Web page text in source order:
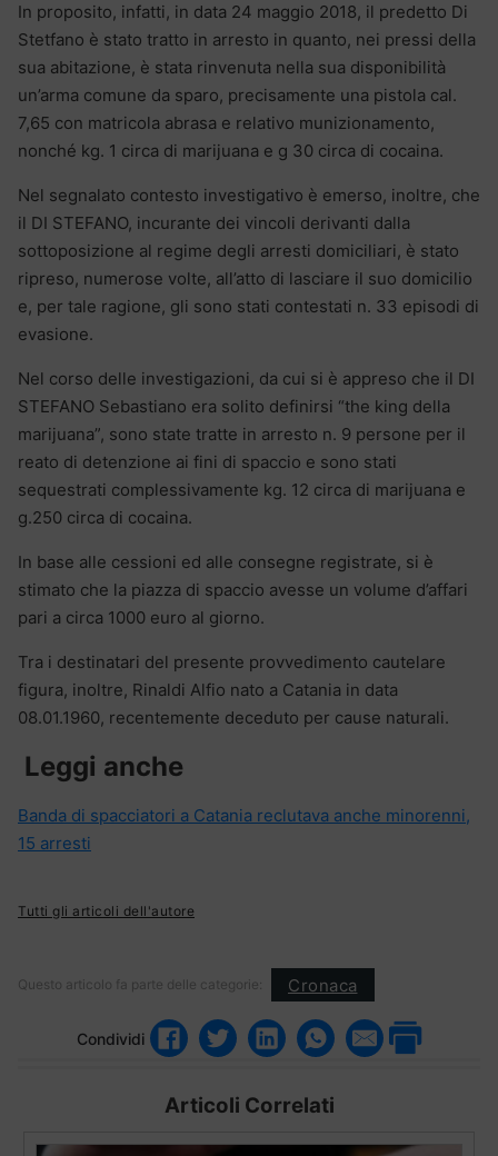
In proposito, infatti, in data 24 maggio 2018, il predetto Di
Stetfano è stato tratto in arresto in quanto, nei pressi della
sua abitazione, è stata rinvenuta nella sua disponibilità
un’arma comune da sparo, precisamente una pistola cal.
7,65 con matricola abrasa e relativo munizionamento,
nonché kg. 1 circa di marijuana e g 30 circa di cocaina.
Nel segnalato contesto investigativo è emerso, inoltre, che
il DI STEFANO, incurante dei vincoli derivanti dalla
sottoposizione al regime degli arresti domiciliari, è stato
ripreso, numerose volte, all’atto di lasciare il suo domicilio
e, per tale ragione, gli sono stati contestati n. 33 episodi di
evasione.
Nel corso delle investigazioni, da cui si è appreso che il DI
STEFANO Sebastiano era solito definirsi “the king della
marijuana”, sono state tratte in arresto n. 9 persone per il
reato di detenzione ai fini di spaccio e sono stati
sequestrati complessivamente kg. 12 circa di marijuana e
g.250 circa di cocaina.
In base alle cessioni ed alle consegne registrate, si è
stimato che la piazza di spaccio avesse un volume d’affari
pari a circa 1000 euro al giorno.
Tra i destinatari del presente provvedimento cautelare
figura, inoltre, Rinaldi Alfio nato a Catania in data
08.01.1960, recentemente deceduto per cause naturali.
Leggi anche
Banda di spacciatori a Catania reclutava anche minorenni,
15 arresti
Tutti gli articoli dell'autore
Questo articolo fa parte delle categorie: Cronaca
Condividi
Articoli Correlati